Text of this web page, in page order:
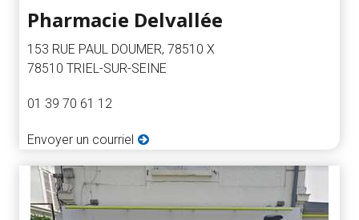
Pharmacie Delvallée
153 RUE PAUL DOUMER, 78510 X
78510 TRIEL-SUR-SEINE
01 39 70 61 12
Envoyer un courriel